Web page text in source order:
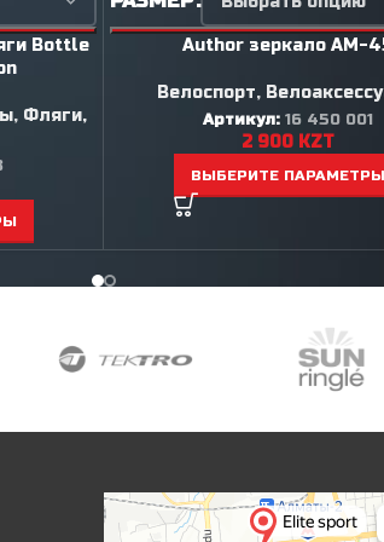
Bottle
, Фляги,
Author зеркало AM-
Велоспорт,
Артикул: 16 450 001
2 900 KZT
ВЫБЕРИТЕ ПАРАМЕТРЫ